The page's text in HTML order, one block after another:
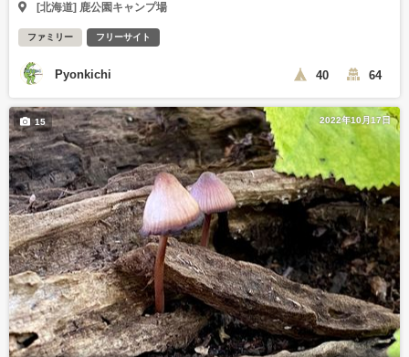
[北海道] 鹿公園キャンプ場
ファミリー フリーサイト
Pyonkichi 40 64
2022年10月17日
15